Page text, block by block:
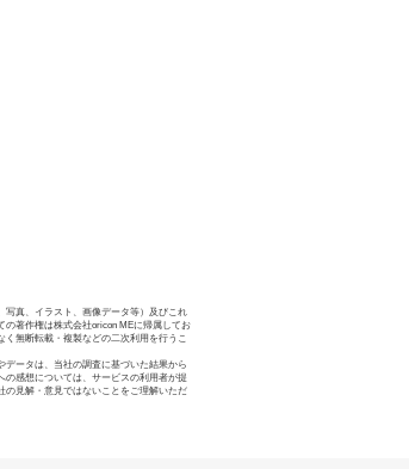
写真、イラスト、画像データ等）及びこれ
の著作権は株式会社oricon MEに帰属してお
く無断転載・複製などの二次利用を行うこ
データは、当社の調査に基づいた結果から
の感想については、サービスの利用者が提
の見解・意見ではないことをご理解いただ